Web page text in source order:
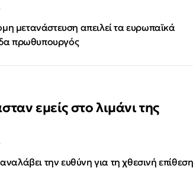
μετανάστευση απειλεί τα ευρωπαϊκά
πρωθυπουργός
εμείς στο λιμάνι της
την ευθύνη για τη χθεσινή επίθεση